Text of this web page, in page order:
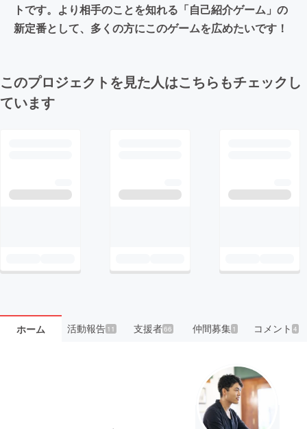
トです。より相手のことを知れる「自己紹介ゲーム」の
新定番として、多くの方にこのゲームを広めたいです！
このプロジェクトを見た人はこちらもチェックし
ています
ホーム 活動報告11 支援者66 仲間募集 1 コメント4